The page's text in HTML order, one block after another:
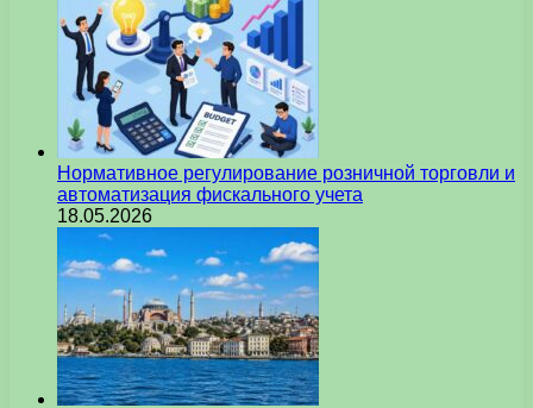
Нормативное регулирование розничной торговли и
автоматизация фискального учета
18.05.2026